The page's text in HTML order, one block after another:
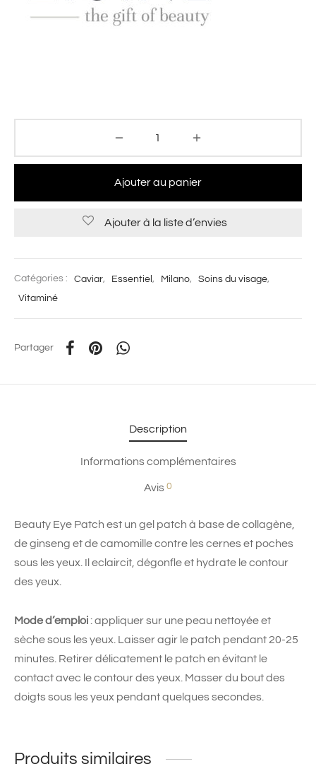
Ajouter au panier
Ajouter à la liste d’envies
Catégories : Caviar, Essentiel, Milano, Soins du visage,
Vitaminé
Partager
Description
Informations complémentaires
Avis 0
Beauty Eye Patch est un gel patch à base de collagène,
de ginseng et de camomille contre les cernes et poches
sous les yeux. Il eclaircit, dégonfle et hydrate le contour
des yeux.
Mode d’emploi: appliquer sur une peau nettoyée et
sèche sous les yeux. Laisser agir le patch pendant 20-25
minutes. Retirer délicatement le patch en évitant le
contact avec le contour des yeux. Masser du bout des
doigts sous les yeux pendant quelques secondes.
Produits similaires